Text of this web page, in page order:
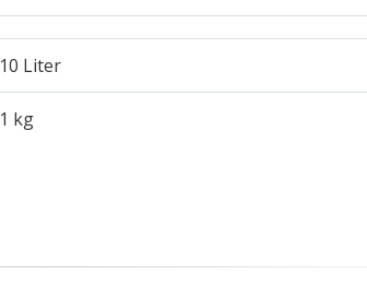
10 Liter
1 kg